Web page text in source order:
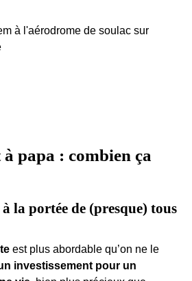
papa : combien ça
la portée de (presque) tous
est plus abordable qu’on ne le
investissement pour un